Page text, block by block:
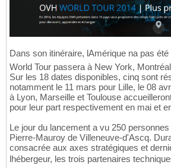
Dans son itinéraire, lAmérique na pas
World Tour passera à New York,
Sur les 18 dates disponibles, cinq sont
notamment le 11 mars pour Lille, le 08
à Lyon, Marseille et Toulouse
pour leur part respectivement en mai et
Le jour du lancement a vu 250
Pierre-Mauroy de Villeneuve-d'Ascq.
consacrée aux axes stratégiques et
lhébergeur, les trois partenaires